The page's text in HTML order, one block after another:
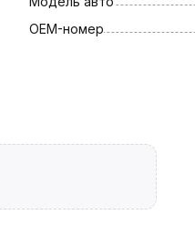
OEM-номер